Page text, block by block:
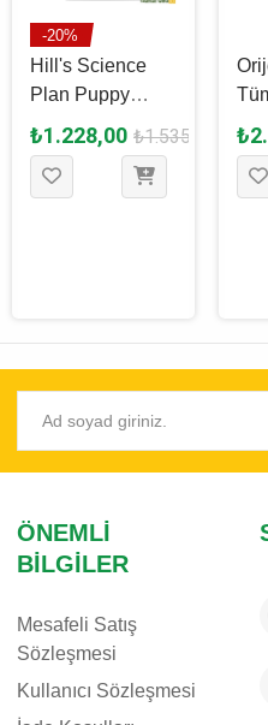
-20%
Hill's Science
Plan Puppy
Tavuklu Yavru
Köpek Maması
2.5 Kg
₺1.228,00 ₺1.535,00
ÖNEMLI
BILGILER
Mesafeli Satış
Sözleşmesi
Kullanıcı Sözleşmesi